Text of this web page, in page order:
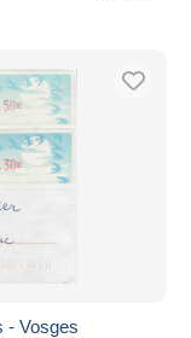
- Vosges